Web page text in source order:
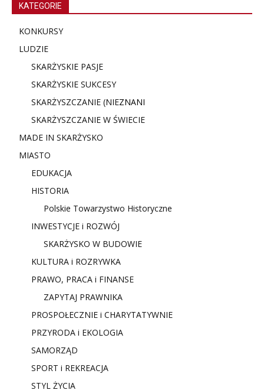
KATEGORIE
KONKURSY
LUDZIE
SKARŻYSKIE PASJE
SKARŻYSKIE SUKCESY
SKARŻYSZCZANIE (NIEZNANI
SKARŻYSZCZANIE W ŚWIECIE
MADE IN SKARŻYSKO
MIASTO
EDUKACJA
HISTORIA
Polskie Towarzystwo Historyczne
INWESTYCJE i ROZWÓJ
SKARŻYSKO W BUDOWIE
KULTURA i ROZRYWKA
PRAWO, PRACA i FINANSE
ZAPYTAJ PRAWNIKA
PROSPOŁECZNIE i CHARYTATYWNIE
PRZYRODA i EKOLOGIA
SAMORZĄD
SPORT i REKREACJA
STYL ŻYCIA